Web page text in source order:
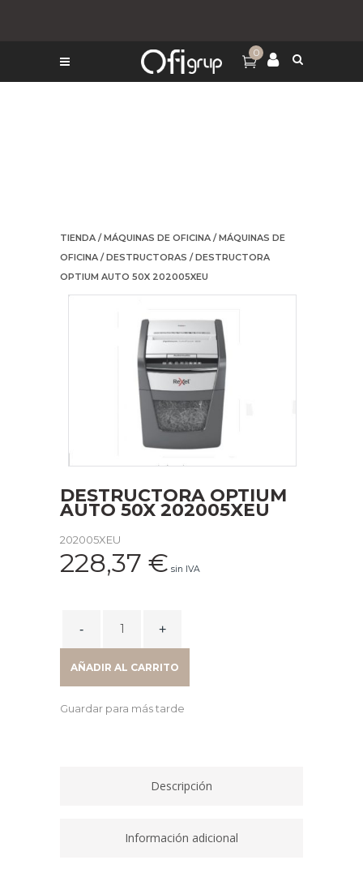
0
TIENDA /MÁQUINAS DE OFICINA /MÁQUINAS DE
OFICINA /DESTRUCTORAS / DESTRUCTORA
OPTIUM AUTO 50X 202005XEU
DESTRUCTORA OPTIUM
AUTO 50X 202005XEU
202005XEU
228,37 € sin IVA
quantity
AÑADIR AL CARRITO
Guardar para más tarde
Descripción
Información adicional